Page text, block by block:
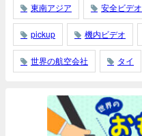
東南アジア 安全ビデオ
pickup 機内ビデオ
世界の航空会社 タイ